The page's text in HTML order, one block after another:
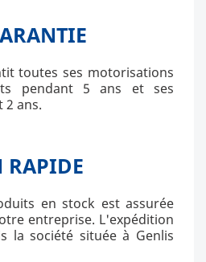
toutes ses motorisations
pendant 5 ans et ses
2 ans.
RAPIDE
en stock est assurée
entreprise. L'expédition
la société située à Genlis